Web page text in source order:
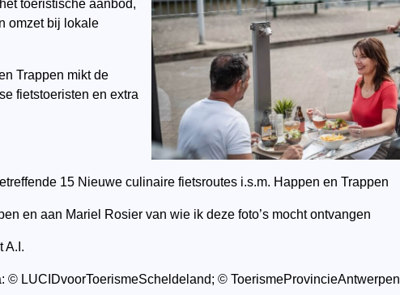
toeristische aanbod,
omzet bij lokale
Trappen mikt de
fietstoeristen en extra
15 Nieuwe culinaire fietsroutes i.s.m. Happen en Trappen
en aan Mariel Rosier van wie ik deze foto’s mocht ontvangen
A.I.
© LUCIDvoorToerismeScheldeland; © ToerismeProvincieAntwerpen